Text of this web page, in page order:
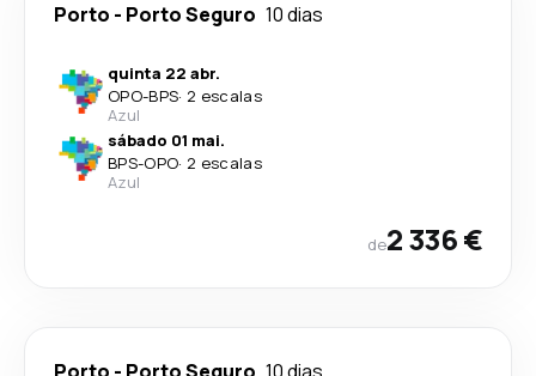
Porto - Porto Seguro 10 dias
quinta 22 abr.
OPO-BPS· 2 escalas
Azul
sábado 01 mai.
BPS-OPO· 2 escalas
Azul
de2 336 €